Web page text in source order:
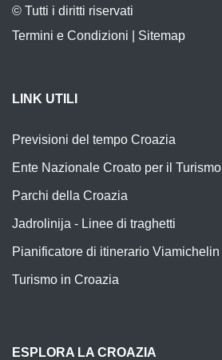
© Tutti i diritti riservati
Termini e Condizioni
Sitemap
LINK UTILI
Previsioni del tempo Croazia
Ente Nazionale Croato per il Turismo
Parchi della Croazia
Jadrolinija - Linee di traghetti
Pianificatore di itinerario Viamichelin
Turismo in Croazia
ESPLORA LA CROAZIA